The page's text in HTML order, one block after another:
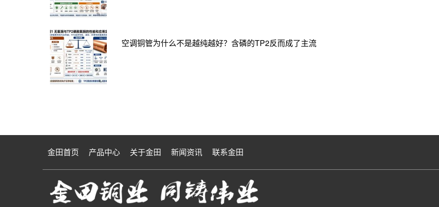
空调铜管为什么不是越纯越好？含磷的TP2反而成了主流
金田首页 产品中心 关于金田 新闻资讯 联系金田